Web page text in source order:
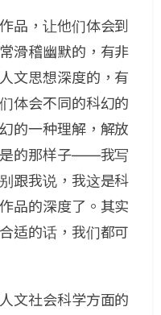
品，让他们体会到
滑稽幽默的，有非
文思想深度的，有
体会不同的科幻的
的一种理解，解放
是的那样子——我写
跟我说，我这是科
品的深度了。其实
适的话，我们都可
文社会科学方面的